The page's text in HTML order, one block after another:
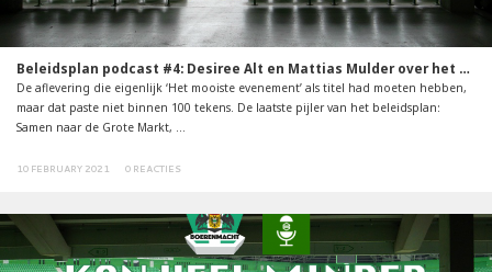
Beleidsplan podcast #4: Desiree Alt en Mattias Mulder over het evenement
De aflevering die eigenlijk ‘Het mooiste evenement’ als titel had moeten hebben,
maar dat paste niet binnen 100 tekens. De laatste pijler van het beleidsplan:
Samen naar de Grote Markt, ...
10 FEBRUARY 2021 0 REACTIES